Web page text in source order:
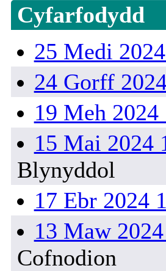
Cyfarfodydd
25 Medi
24 Gorff
19 Meh 2024
15 Mai 2024
Blynyddol
17 Ebr 2024
13 Maw
Cofnodion